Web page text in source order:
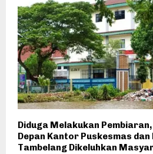
Diduga Melakukan
Depan Kantor Puskesmas
Tambelang Dikeluhkan